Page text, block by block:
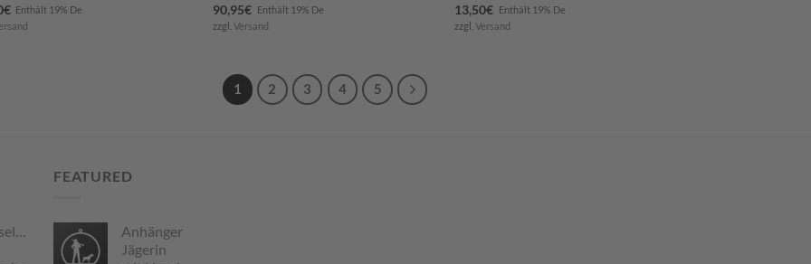
€ Enthält 19% De
90,95€ Enthält 19% De
zzgl.Versand
13,50€ Enthält 19% De
zzgl.Versand
1 2 3 4 5
FEATURED
Anhänger
Jägerin